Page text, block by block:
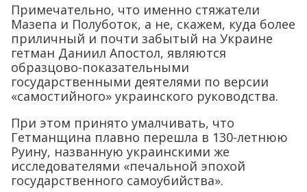
Примечательно, что именно стяжатели
Мазепа и Полуботок, а не, скажем, куда более
приличный и почти забытый на Украине
гетман Даниил Апостол, являются
образцово-показательными
государственными деятелями по версии
«самостийного» украинского руководства.
При этом принято умалчивать, что
Гетманщина плавно перешла в 130-летнюю
Руину, названную украинскими же
исследователями «печальной эпохой
государственного самоубийства».